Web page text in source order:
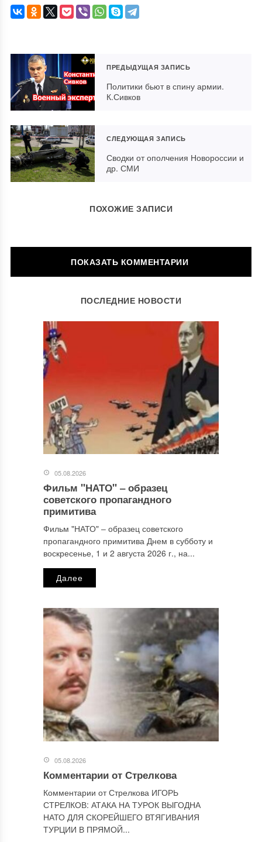
ПРЕДЫДУЩАЯ ЗАПИСЬ
Политики бьют в спину армии.
К.Сивков
СЛЕДУЮЩАЯ ЗАПИСЬ
Сводки от ополчения Новороссии и
др. СМИ
ПОХОЖИЕ ЗАПИСИ
ОСТАВИТЬ КОММЕНТАРИЙ
Ваш адрес email не будет опубликован. Обязательные поля
Комментарий*
Этот сайт использует Akismet для борьбы со спамом.
Узнайте, как обрабатываются ваши данные комментариев
персональных данных.
ПОСЛЕДНИЕ НОВОСТИ
05.08.2026
Фильм "НАТО" ‒ образец
советского пропагандного
примитива
Фильм "НАТО" ‒ образец советского
пропагандного примитива Днем в субботу и
воскресенье, 1 и 2 августа 2026 г., на...
Далее
05.08.2026
Комментарии от Стрелкова
Комментарии от Стрелкова ИГОРЬ
СТРЕЛКОВ: АТАКА НА ТУРОК ВЫГОДНА
НАТО ДЛЯ СКОРЕЙШЕГО ВТЯГИВАНИЯ
ТУРЦИИ В ПРЯМОЙ...